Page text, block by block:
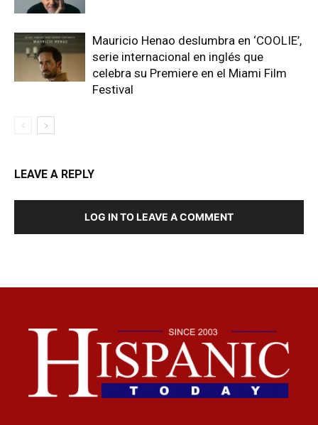
Mauricio Henao deslumbra en ‘COOLIE’,
serie internacional en inglés que
celebra su Premiere en el Miami Film
Festival
LEAVE A REPLY
LOG IN TO LEAVE A COMMENT